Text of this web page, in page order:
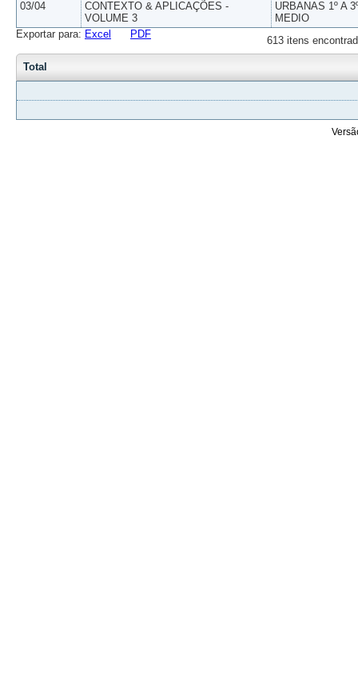
03/04
CONTEXTO & APLICAÇÕES -
VOLUME 3
URBANAS 1º A
MEDIO
613 itens
Exportar para: Excel PDF
Total